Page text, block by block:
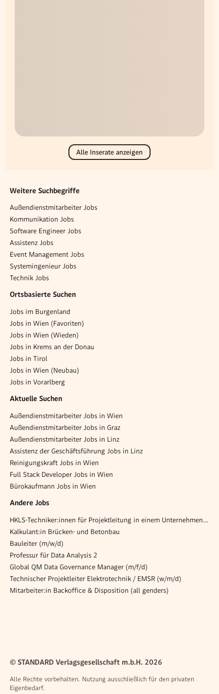
Alle Inserate anzeigen
Weitere Suchbegriffe
Außendienstmitarbeiter Jobs
Kommunikation Jobs
Software Engineer Jobs
Assistenz Jobs
Event Management Jobs
Systemingenieur Jobs
Technik Jobs
Ortsbasierte Suchen
Jobs im Burgenland
Jobs in Wien (Favoriten)
Jobs in Wien (Wieden)
Jobs in Krems an der Donau
Jobs in Tirol
Jobs in Wien (Neubau)
Jobs in Vorarlberg
Aktuelle Suchen
Außendienstmitarbeiter Jobs in Wien
Außendienstmitarbeiter Jobs in Graz
Außendienstmitarbeiter Jobs in Linz
Assistenz der Geschäftsführung Jobs in Linz
Reinigungskraft Jobs in Wien
Full Stack Developer Jobs in Wien
Bürokaufmann Jobs in Wien
Andere Jobs
HKLS-Techniker:innen für Projektleitung in einem Unternehmen der gewerblichen Gebäudetechnik (m/w/d)
Kalkulant:in Brücken- und Betonbau
Bauleiter (m/w/d)
Professur für Data Analysis 2
Global QM Data Governance Manager (m/f/d)
Technischer Projektleiter Elektrotechnik / EMSR (w/m/d)
Mitarbeiter:in Backoffice & Disposition (all genders)
© STANDARD Verlagsgesellschaft m.b.H. 2026
Alle Rechte vorbehalten. Nutzung ausschließlich für den privaten
Eigenbedarf.